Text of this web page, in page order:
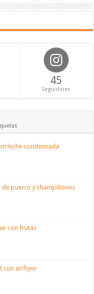
45
Seguidores
leche condensada
de puerro y champiñones
con frutas
con airfryer